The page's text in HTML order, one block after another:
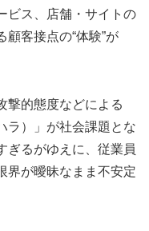
ビス、店舗・サイトの
客接点の“体験”が
撃的態度などによる
ラ）」が社会課題とな
ぎるがゆえに、従業員
界が曖昧なまま不安定